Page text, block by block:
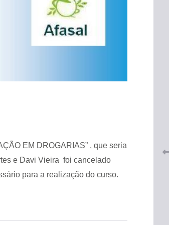
EM DROGARIAS” , que seria
e Davi Vieira foi cancelado
para a realização do curso.
26 de maio de 2026